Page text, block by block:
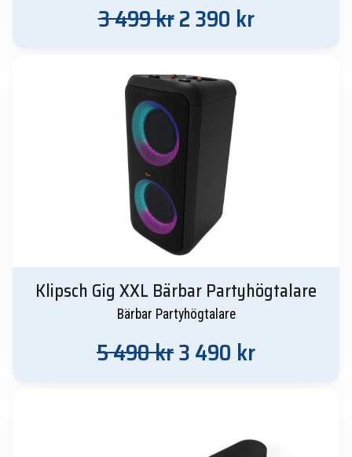
3 499krDet
var:
3
499 kr.
2 390 krDet
Klipsch Gig XXL Bärbar Partyhögtalare
Bärbar Partyhögtalare
5 490krDet
3 490 krDet
3